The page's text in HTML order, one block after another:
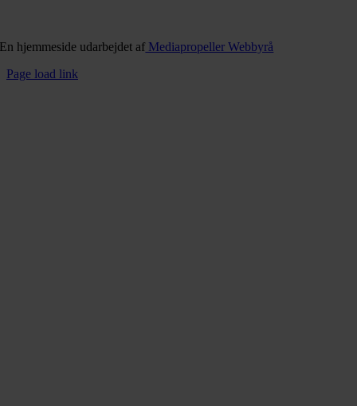
En hjemmeside udarbejdet af Mediapropeller Webbyrå
Page load link